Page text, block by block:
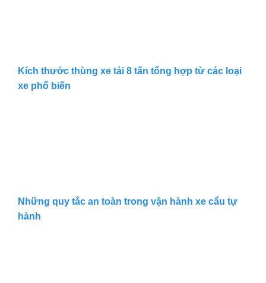
Kích thước thùng xe tải 8 tấn tổng hợp từ các loại
xe phổ biến
Những quy tắc an toàn trong vận hành xe cẩu tự
hành